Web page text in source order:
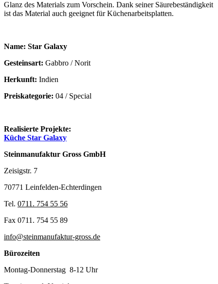
Glanz des Materials zum Vorschein. Dank seiner Säurebeständigkeit
ist das Material auch geeignet für Küchenarbeitsplatten.
Name: Star Galaxy
Gesteinsart: Gabbro / Norit
Herkunft: Indien
Preiskategorie: 04 / Special
Realisierte Projekte:
Küche Star Galaxy
Steinmanufaktur Gross GmbH
Zeisigstr. 7
70771 Leinfelden-Echterdingen
Tel. 0711. 754 55 56
Fax 0711. 754 55 89
info@steinmanufaktur-gross.de
Bürozeiten
Montag-Donnerstag 8-12 Uhr